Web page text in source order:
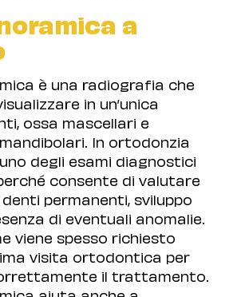
a
è una radiografia che
in un’unica
ossa mascellari e
In ortodonzia
degli esami diagnostici
consente di valutare
permanenti, sviluppo
di eventuali anomalie.
viene spesso richiesto
visita ortodontica per
il trattamento.